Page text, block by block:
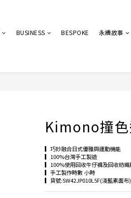
BUSINESS BESPOKE 永續故事
Kimono撞
▎巧妙融合日式優雅與運動機能
▎100%台灣手工製造
▎100%使用回收牛仔褲及回收紡織
▎手工製作時數 小時
▎貨號:SW42JP010L5F(淺藍素面布